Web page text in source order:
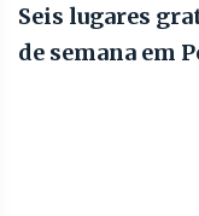
Seis lugares
de semana em